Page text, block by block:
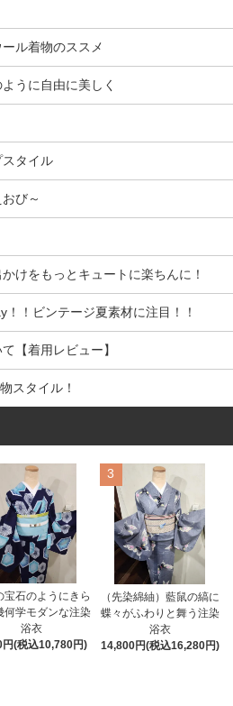
ル着物のススメ
うに自由に美しく
タイル
び～
けをもっとキュートに楽ちんに！
！ビンテージ夏素材に注目！！
【着用レビュー】
スタイル！
宝石のようにきら
何学モダンな注染
浴衣
円(税込10,780円)
3
（先染綿紬）藍鼠の縞に
蝶々がふわりと舞う注染
浴衣
14,800円(税込16,280円)